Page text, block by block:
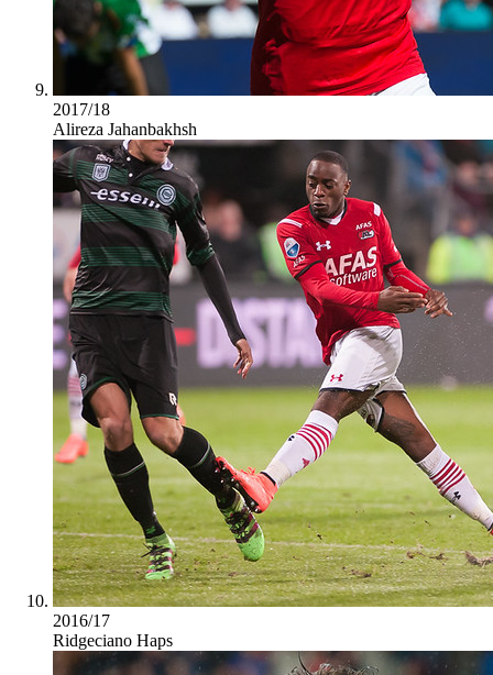
2017/18
Alireza Jahanbakhsh
2016/17
Ridgeciano Haps